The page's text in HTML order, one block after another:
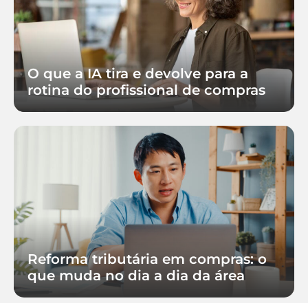
O que a IA tira e devolve para a
rotina do profissional de compras
Reforma tributária em compras: o
que muda no dia a dia da área